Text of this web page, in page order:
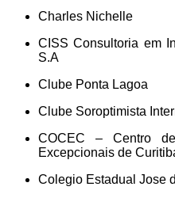
Charles Nichelle
CISS Consultoria em
S.A
Clube Ponta Lagoa
Clube Soroptimista
COCEC – Centro
Excepcionais de
Colegio Estadual Jose